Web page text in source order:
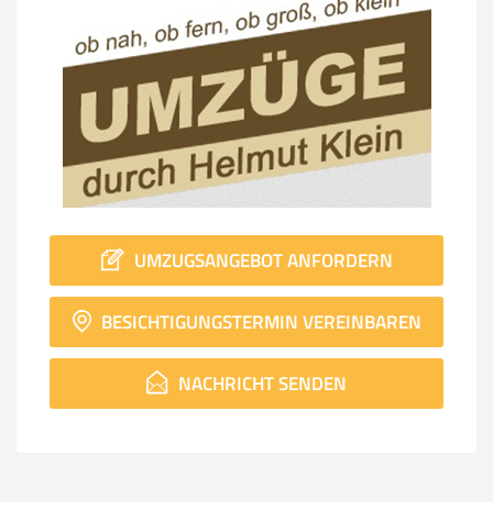
UMZUGSANGEBOT ANFORDERN
BESICHTIGUNGSTERMIN VEREINBAREN
NACHRICHT SENDEN